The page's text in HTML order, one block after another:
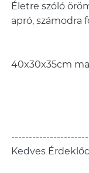
Életre szóló
apró, számodra
40x30x35cm
Kedves